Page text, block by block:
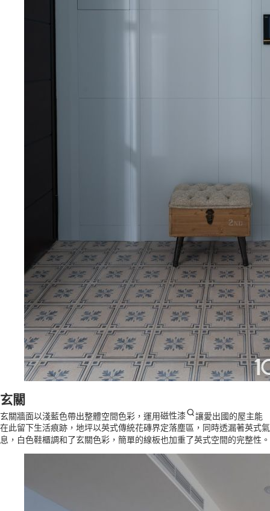
玄關
玄關牆面以淺藍色帶出整體空間色彩，運用磁性漆
讓愛出國的屋主能
在此留下生活痕跡，地坪以英式傳統花磚界定落塵區，同時透漏著英式氣
息，白色鞋櫃調和了玄關色彩，簡單的線板也加重了英式空間的完整性。